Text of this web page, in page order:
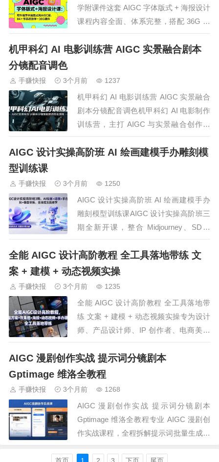
学附课件这套 AIGC 字体版式 + 海报设计
课程内容全面、体系完整，搭配 36G 全
套课件资源。课程从 AI 软件操作、钢笔
工具用法入手，深耕黑体、宋体、隶书、
色、文字编排与各类构图技巧。同时结合
机甲科幻 AI 电影训练营 AIGC 实景融合剧本
分镜配音调色
手赚快报 3个月前 1237
机甲科幻 AI 电影训练营 AIGC 实景融合
剧本分镜配音调色机甲科幻 AI 电影制作
训练营，主打 AIGC 与实景融合创作模
式，完整覆盖机甲科幻影片从前期策划到
后期精修的全流程体系。系统教学剧本拆
发，详解画面视角分镜生成、动态分镜预
AIGC 设计实操高阶班 AI 绘画建模手办雕刻模
型训练课
手赚快报 3个月前 1250
AIGC 设计实操高阶班 AI 绘画建模手办
雕刻模型训练课AIGC 设计实操高阶班三
期全新开课，整合 Midjourney、SD、
ComfyUI、Zbrush 四大主流工具系统教
学，从账号注册、关键词公式、画面光影
氛围控制，到专属模型训练、LORA 定制
逐一拆解。涵盖工业产品建模、IP 手办
全能 AIGC 设计高阶教程 全工具落地带练 文
案 + 建模 + 动态视频实操
手赚快报 3个月前 1235
全能 AIGC 设计高阶教程 全工具落地带
练 文案 + 建模 + 动态视频实操专为设计
师、产品设计师、IP 创作者、电商美工
打造的 AIGC 设计高阶实战教程，拒绝基
础入门，聚焦全流程商业落地，从文案方
案、效果图制作到海报 KV、动态视频、
手办建模全覆盖。系统讲解 Midjourney、
AIGC 漫剧创作实战 提示词分镜剧本
Gptimage 维洛全教程
手赚快报 3个月前 1268
AIGC 漫剧创作实战 提示词分镜剧本
Gptimage 维洛全教程专业 AIGC 漫剧创
作实战课程，全程拆解提示词批量生成剧
image 2.0 创作技巧，涵盖角色、场景、